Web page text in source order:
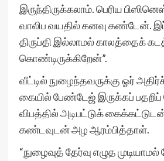
இருந்திருக்கலாம். பெரிய
வாலிப வயதில் கனவு கண்டேன்.
திருப்தி இல்லாமல் காலத்தைக்
கொண்டிருக்கிறேன்”.
வீட்டில் நுழைந்தவருக்கு ஓர்
கையில் பேண்டேஜ் இருக்கப்
விபத்தில் அடிபட்டுக்
கண்டவுடன் அழ ஆரம்பித்தாள்.
“நுழைவுத் தேர்வு எழுத முடியாமல்